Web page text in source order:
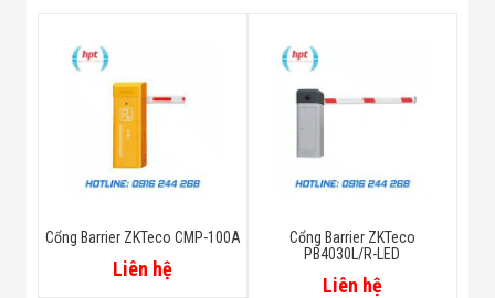
Cổng Barrier ZKTeco CMP-100A
Liên hệ
Cổng Barrier ZKTeco
PB4030L/R-LED
Liên hệ